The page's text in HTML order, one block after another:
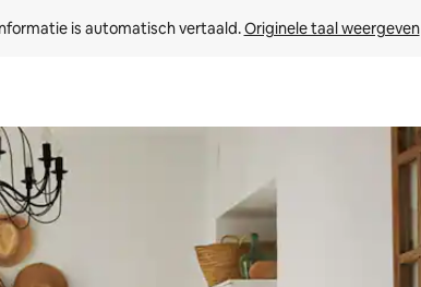
is automatisch vertaald. Originele taal weergeven